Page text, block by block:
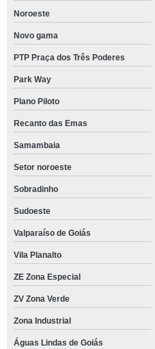
Noroeste
Novo gama
PTP Praça dos Três Poderes
Park Way
Plano Piloto
Recanto das Emas
Samambaia
Setor noroeste
Sobradinho
Sudoeste
Valparaíso de Goiás
Vila Planalto
ZE Zona Especial
ZV Zona Verde
Zona Industrial
Águas Lindas de Goiás